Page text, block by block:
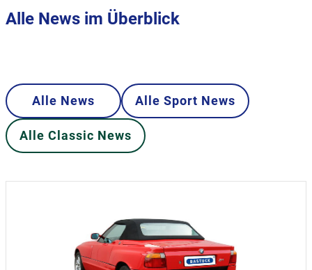
Alle News im Überblick
Alle News Alle Sport News
Alle Classic News